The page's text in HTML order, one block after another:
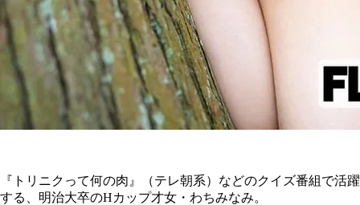
『トリニクって何の肉』（テレ朝系）などのクイズ番組で活躍
する、明治大卒のHカップ才女・わちみなみ。